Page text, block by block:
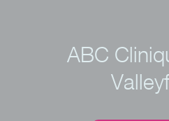
ABC